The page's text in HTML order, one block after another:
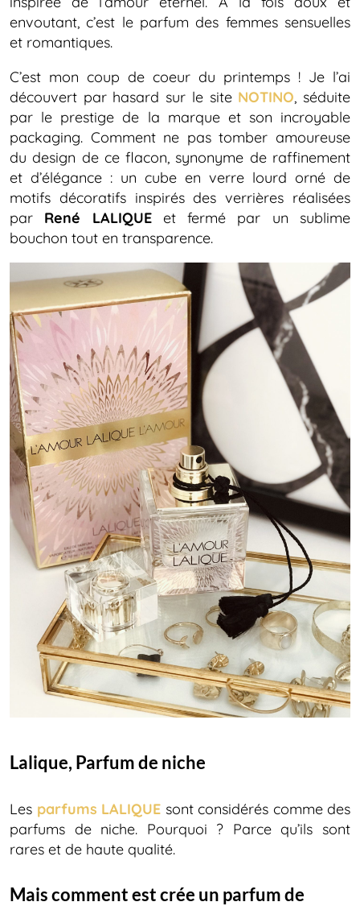
envoutant, c’est le parfum des femmes sensuelles
et romantiques.
C’est mon coup de coeur du printemps ! Je l’ai
découvert par hasard sur le site NOTINO, séduite
par le prestige de la marque et son incroyable
packaging. Comment ne pas tomber amoureuse
du design de ce flacon, synonyme de raffinement
et d’élégance : un cube en verre lourd orné de
motifs décoratifs inspirés des verrières réalisées
par René LALIQUEet fermé par un sublime
bouchon tout en transparence.
Lalique, Parfum de niche
Les parfums LALIQUE sont considérés comme des
parfums de niche. Pourquoi ? Parce qu’ils sont
rares et de haute qualité.
Mais comment est crée un parfum de